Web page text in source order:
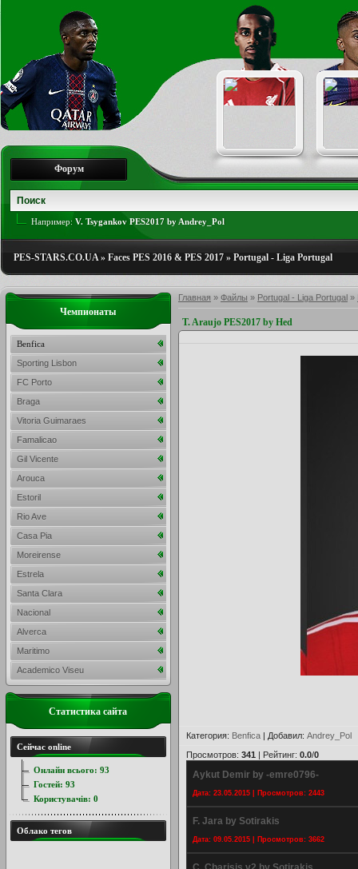
Форум
Например: V. Tsygankov PES2017 by Andrey_Pol
PES-STARS.CO.UA» Faces PES 2016 & PES 2017 » Portugal - Liga Portugal
Главная » Файлы » Portugal - Liga Portugal »
T. Araujo PES2017 by Hed
Категория: Benfica | Добавил: Andrey_Pol
Просмотров: 341 | Рейтинг: 0.0/0
Aykut Demir by -emre0796-
Дата: 23.05.2015 | Просмотров: 2443
F. Jara by Sotirakis
Дата: 09.05.2015 | Просмотров: 3662
Чемпионаты
Benfica
Sporting Lisbon
FC Porto
Braga
Vitoria Guimaraes
Famalicao
Gil Vicente
Arouca
Estoril
Rio Ave
Casa Pia
Moreirense
Estrela
Santa Clara
Nacional
Alverca
Maritimo
Academico Viseu
Статистика сайта
Сейчас online
Онлайн всього: 93
Гостей: 93
Користувачів: 0
Облако тегов